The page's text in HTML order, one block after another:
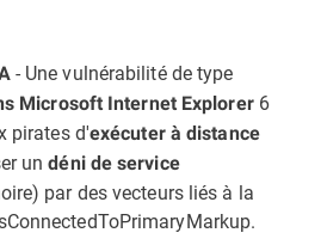
- Une vulnérabilité de type
Microsoft Internet Explorer6
pirates d'exécuter à distance
undéni de service
par des vecteurs liés à la